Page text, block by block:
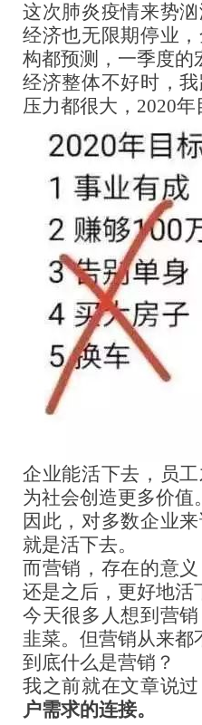
这次肺炎疫情来势
经济也无限期停业
构都预测，一季度的
经济整体不好时，
压力都很大，2020
企业能活下去，员
为社会创造更多价值
因此，对多数企业
就是活下去。
而营销，存在的意
还是之后，更好地活
今天很多人想到营
韭菜。但营销从来都
到底什么是营销？
我之前就在文章说
户需求的连接。